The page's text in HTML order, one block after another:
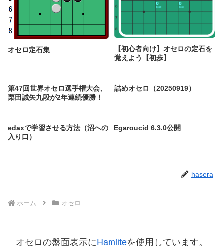
オセロ定石集
【初心者向け】オセロの定石を
覚えよう【初歩】
第47回世界オセロ選手権大会、
栗田誠矢九段が2年連続優勝！
詰めオセロ（20250919）
edaxで学習させる方法（沼への
入り口）
Egaroucid 6.3.0公開
hasera
ホーム オセロ
オセロの盤面表示にHamliteを使用しています。